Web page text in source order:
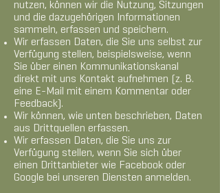
nutzen, können wir die Nutzung, Sitzungen
und die dazugehörigen Informationen
sammeln, erfassen und speichern.
Wir erfassen Daten, die Sie uns selbst zur
Verfügung stellen, beispielsweise, wenn
Sie über einen Kommunikationskanal
direkt mit uns Kontakt aufnehmen (z. B.
eine E-Mail mit einem Kommentar oder
Feedback).
Wir können, wie unten beschrieben, Daten
aus Drittquellen erfassen.
Wir erfassen Daten, die Sie uns zur
Verfügung stellen, wenn Sie sich über
einen Drittanbieter wie Facebook oder
Google bei unseren Diensten anmelden.